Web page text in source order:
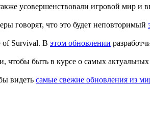
усовершенствовали игровой мир и
говорят, что это будет неповторимый
of Survival. В этом обновлении
быть в курсе о самых
видеть самые свежие обновления из